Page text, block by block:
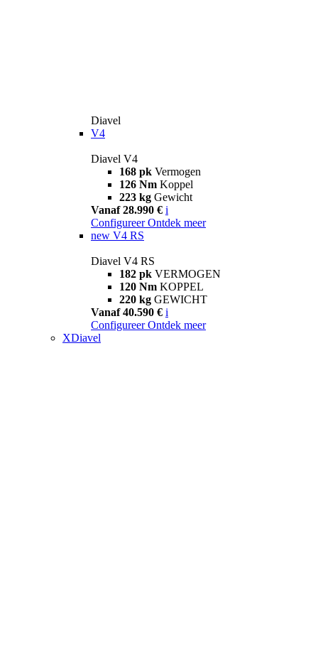
Diavel
V4
Diavel V4
168 pk Vermogen
126 Nm Koppel
223 kg Gewicht
Vanaf 28.990 € i
Configureer Ontdek meer
new V4 RS
Diavel V4 RS
182 pk VERMOGEN
120 Nm KOPPEL
220 kg GEWICHT
Vanaf 40.590 € i
Configureer Ontdek meer
XDiavel